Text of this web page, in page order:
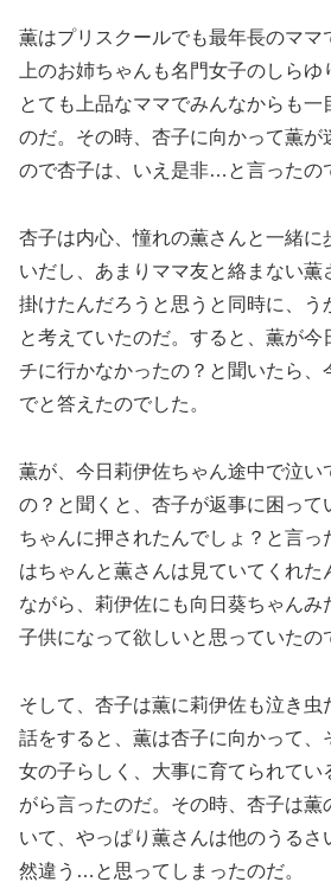
薫はプリスクールでも最年長のママ
上のお姉ちゃんも名門女子のしらゆ
とても上品なママでみんなからも一
のだ。その時、杏子に向かって薫が
ので杏子は、いえ是非…と言ったの
杏子は内心、憧れの薫さんと一緒に
いだし、あまりママ友と絡まない薫
掛けたんだろうと思うと同時に、う
と考えていたのだ。すると、薫が今
チに行かなかったの？と聞いたら、
でと答えたのでした。
薫が、今日莉伊佐ちゃん途中で泣い
の？と聞くと、杏子が返事に困って
ちゃんに押されたんでしょ？と言っ
はちゃんと薫さんは見ていてくれ
ながら、莉伊佐にも向日葵ちゃんみ
子供になって欲しいと思っていたの
そして、杏子は薫に莉伊佐も泣き
話をすると、薫は杏子に向かって、
女の子らしく、大事に育てられてい
がら言ったのだ。その時、杏子は薫
いて、やっぱり薫さんは他のうるさ
然違う…と思ってしまったのだ。